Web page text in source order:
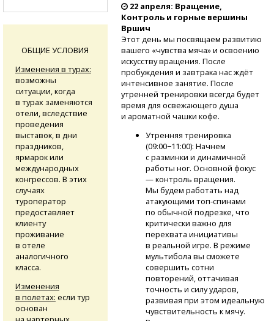
22 апреля: Вращение,
Контроль и горные вершины
Вршич
Этот день мы посвящаем развитию
вашего «чувства мяча» и освоению
искусству вращения. После
пробуждения и завтрака нас ждёт
интенсивное занятие. После
утренней тренировки всегда будет
время для освежающего душа
и ароматной чашки кофе.
Утренняя тренировка
(09:00−11:00): Начнем
с разминки и динамичной
работы ног. Основной фокус
— контроль вращения.
Мы будем работать над
атакующими топ-спинами
по обычной подрезке, что
критически важно для
перехвата инициативы
в реальной игре. В режиме
мультибола вы сможете
совершить сотни
повторений, оттачивая
точность и силу ударов,
развивая при этом идеальную
чувствительность к мячу.
ОБЩИЕ УСЛОВИЯ
Изменения в турах:
возможны
ситуации, когда
в турах заменяются
отели, вследствие
проведения
выставок, в дни
праздников,
ярмарок или
международных
конгрессов. В этих
случаях
туроператор
предоставляет
клиенту
проживание
в отеле
аналогичного
класса.
Изменения
в полетах: если тур
основан